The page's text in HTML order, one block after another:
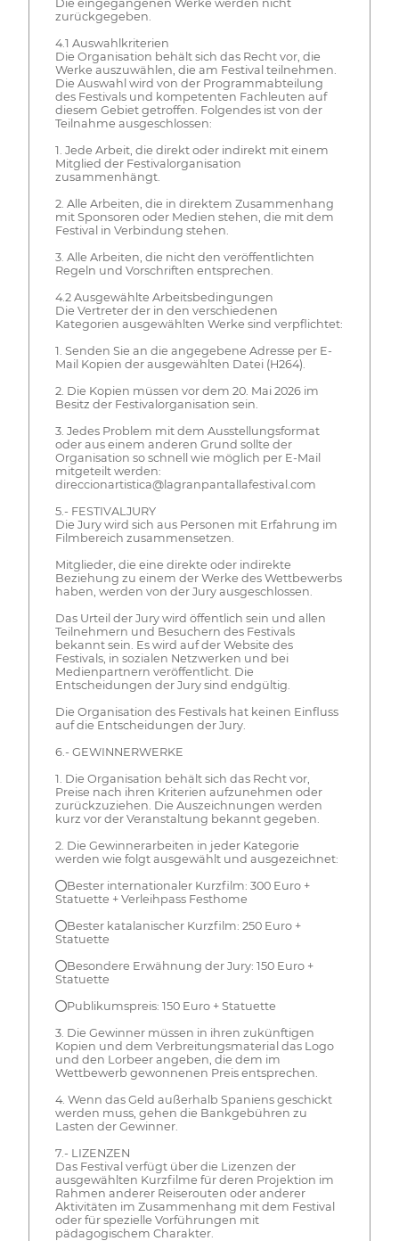
Die eingegangenen Werke werden nicht
zurückgegeben.
4.1 Auswahlkriterien
Die Organisation behält sich das Recht vor, die
Werke auszuwählen, die am Festival teilnehmen.
Die Auswahl wird von der Programmabteilung
des Festivals und kompetenten Fachleuten auf
diesem Gebiet getroffen. Folgendes ist von der
Teilnahme ausgeschlossen:
1. Jede Arbeit, die direkt oder indirekt mit einem
Mitglied der Festivalorganisation
zusammenhängt.
2. Alle Arbeiten, die in direktem Zusammenhang
mit Sponsoren oder Medien stehen, die mit dem
Festival in Verbindung stehen.
3. Alle Arbeiten, die nicht den veröffentlichten
Regeln und Vorschriften entsprechen.
4.2 Ausgewählte Arbeitsbedingungen
Die Vertreter der in den verschiedenen
Kategorien ausgewählten Werke sind verpflichtet:
1. Senden Sie an die angegebene Adresse per E-
Mail Kopien der ausgewählten Datei (H264).
2. Die Kopien müssen vor dem 20. Mai 2026 im
Besitz der Festivalorganisation sein.
3. Jedes Problem mit dem Ausstellungsformat
oder aus einem anderen Grund sollte der
Organisation so schnell wie möglich per E-Mail
mitgeteilt werden:
direccionartistica@lagranpantallafestival.com
5.- FESTIVALJURY
Die Jury wird sich aus Personen mit Erfahrung im
Filmbereich zusammensetzen.
Mitglieder, die eine direkte oder indirekte
Beziehung zu einem der Werke des Wettbewerbs
haben, werden von der Jury ausgeschlossen.
Das Urteil der Jury wird öffentlich sein und allen
Teilnehmern und Besuchern des Festivals
bekannt sein. Es wird auf der Website des
Festivals, in sozialen Netzwerken und bei
Medienpartnern veröffentlicht. Die
Entscheidungen der Jury sind endgültig.
Die Organisation des Festivals hat keinen Einfluss
auf die Entscheidungen der Jury.
6.- GEWINNERWERKE
1. Die Organisation behält sich das Recht vor,
Preise nach ihren Kriterien aufzunehmen oder
zurückzuziehen. Die Auszeichnungen werden
kurz vor der Veranstaltung bekannt gegeben.
2. Die Gewinnerarbeiten in jeder Kategorie
werden wie folgt ausgewählt und ausgezeichnet:
●Bester internationaler Kurzfilm: 300 Euro +
Statuette + Verleihpass Festhome
●Bester katalanischer Kurzfilm: 250 Euro +
Statuette
●Besondere Erwähnung der Jury: 150 Euro +
Statuette
●Publikumspreis: 150 Euro + Statuette
3. Die Gewinner müssen in ihren zukünftigen
Kopien und dem Verbreitungsmaterial das Logo
und den Lorbeer angeben, die dem im
Wettbewerb gewonnenen Preis entsprechen.
4. Wenn das Geld außerhalb Spaniens geschickt
werden muss, gehen die Bankgebühren zu
Lasten der Gewinner.
7.- LIZENZEN
Das Festival verfügt über die Lizenzen der
ausgewählten Kurzfilme für deren Projektion im
Rahmen anderer Reiserouten oder anderer
Aktivitäten im Zusammenhang mit dem Festival
oder für spezielle Vorführungen mit
pädagogischem Charakter.